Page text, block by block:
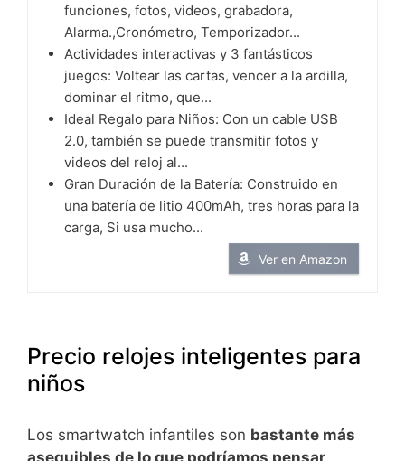
funciones, fotos, videos, grabadora,
Alarma.,Cronómetro, Temporizador...
Actividades interactivas y 3 fantásticos
juegos: Voltear las cartas, vencer a la ardilla,
dominar el ritmo, que...
Ideal Regalo para Niños: Con un cable USB
2.0, también se puede transmitir fotos y
videos del reloj al...
Gran Duración de la Batería: Construido en
una batería de litio 400mAh, tres horas para la
carga, Si usa mucho...
Ver en Amazon
Precio relojes inteligentes para
niños
Los smartwatch infantiles son bastante más
asequibles de lo que podríamos pensar.